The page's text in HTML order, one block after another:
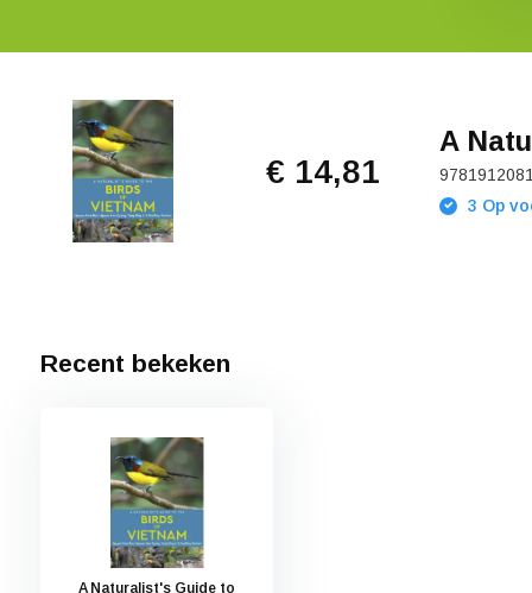
€ 14,81
A
3 Op
Recent bekeken
A Naturalist's Guide to